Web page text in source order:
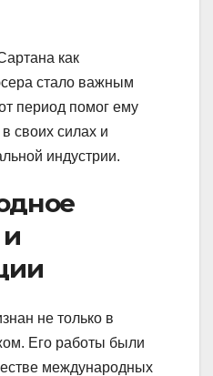
как
стало важным
период помог ему
своих силах и
индустрии.
не только в
Его работы были
международных